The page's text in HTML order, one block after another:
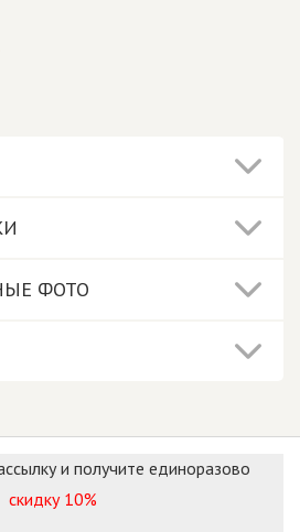
ФОТО
и получите единоразово
скидку 10%